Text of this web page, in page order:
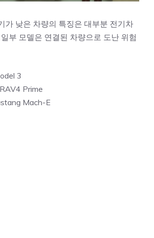
가 낮은 차량의 특징은 대부분 전기차
부 모델은 연결된 차량으로 도난 위험
3
Prime
Mach-E